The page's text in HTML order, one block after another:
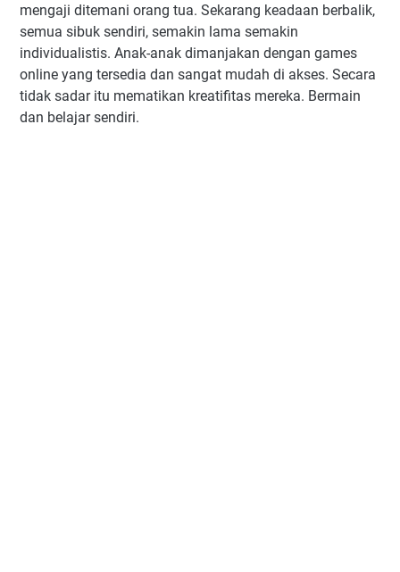
mengaji ditemani orang tua. Sekarang keadaan berbalik,
semua sibuk sendiri, semakin lama semakin
individualistis. Anak-anak dimanjakan dengan games
online yang tersedia dan sangat mudah di akses. Secara
tidak sadar itu mematikan kreatifitas mereka. Bermain
dan belajar sendiri.